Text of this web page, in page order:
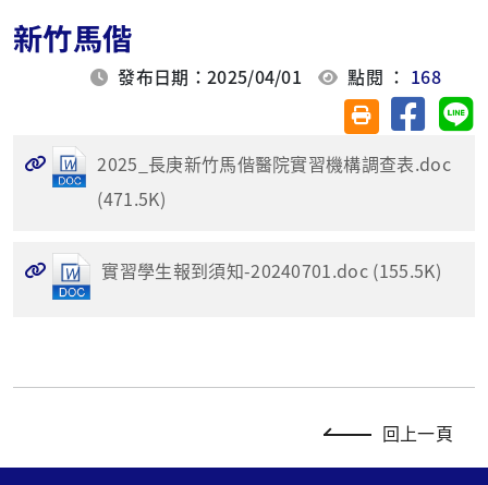
新竹馬偕
發布日期：2025/04/01 點閱 ： 168
友善列印(另開視
分享至
2025_長庚新竹馬偕醫院實習機構調查表.doc
(471.5K)
實習學生報到須知-20240701.doc (155.5K)
回上一頁